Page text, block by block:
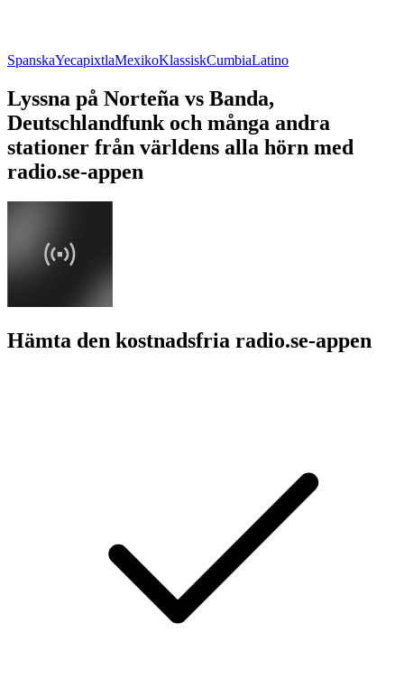
SpanskaYecapixtlaMexikoKlassiskCumbiaLatino
Lyssna på Norteña vs Banda,
Deutschlandfunk och många andra
stationer från världens alla hörn med
radio.se-appen
Hämta den kostnadsfria radio.se-appen